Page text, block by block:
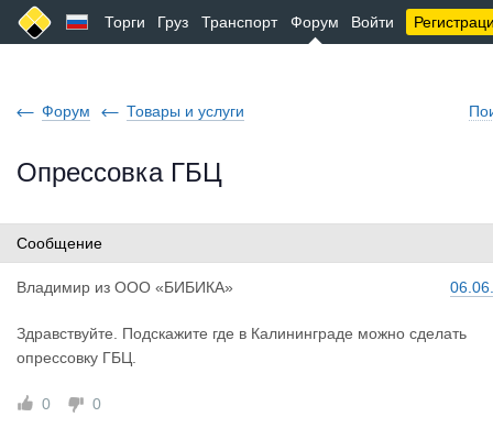
Торги Груз Транспорт Форум Войти
Форум Товары и услуги
Опрессовка ГБЦ
Сообщение
Владимир из ООО «БИБИКА»
Здравствуйте. Подскажите где в Калининграде можно сделать
опрессовку ГБЦ.
0 0